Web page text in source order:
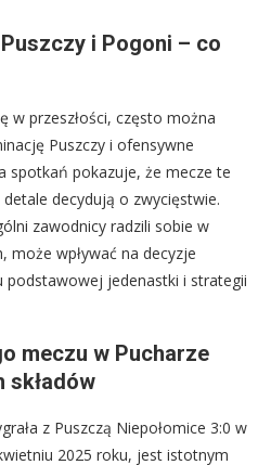
i Pogoni – co
w przeszłości, często można
Puszczy i ofensywne
spotkań pokazuje, że mecze te
decydują o zwycięstwie.
zawodnicy radzili sobie w
może wpływać na decyzje
jedenastki i strategii
meczu w Pucharze
składów
z Puszczą Niepołomice 3:0 w
2025 roku, jest istotnym